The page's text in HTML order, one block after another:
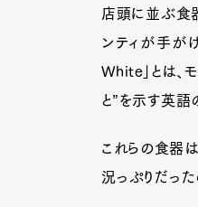
店頭に並ぶ食
ンティが手が
White」とは、
と”を示す英語
これらの食器
況っぷりだっ